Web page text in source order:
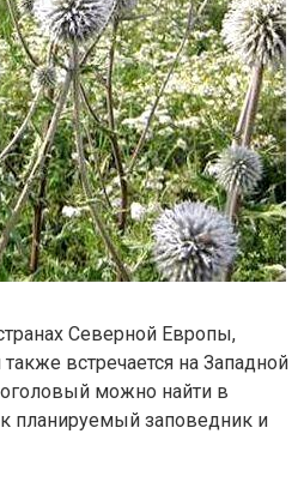
Северной Европы,
встречается на Западной
можно найти в
планируемый заповедник и